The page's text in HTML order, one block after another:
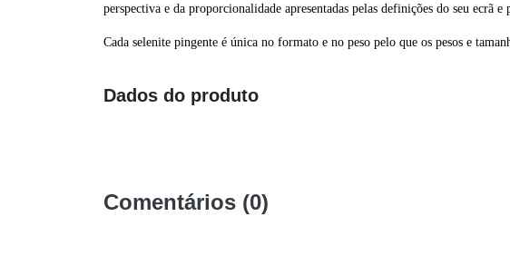
perspectiva e da proporcionalidade apresentadas pelas definições do seu ecrã e
Cada selenite pingente é única no formato e no peso pelo que os pesos e
Dados do produto
Comentários (0)